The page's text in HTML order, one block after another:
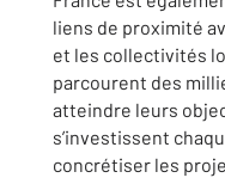
liens de proximité
et les collectivités
parcourent des
atteindre leurs
s’investissent
concrétiser les